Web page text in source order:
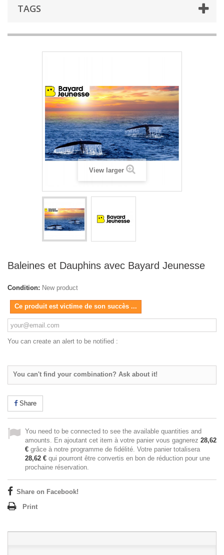
TAGS
View larger
Baleines et Dauphins avec Bayard Jeunesse
Condition: New product
Ce produit est victime de son succès ...
You can create an alert to be notified :
You can't find your combination? Ask about it!
Share
You need to be connected to see the available quantities and
amounts. En ajoutant cet item à votre panier vous gagnerez 28,62
€ grâce à notre programme de fidélité. Votre panier totalisera
28,62 € qui pourront être convertis en bon de réduction pour une
prochaine réservation.
Share on Facebook!
Print